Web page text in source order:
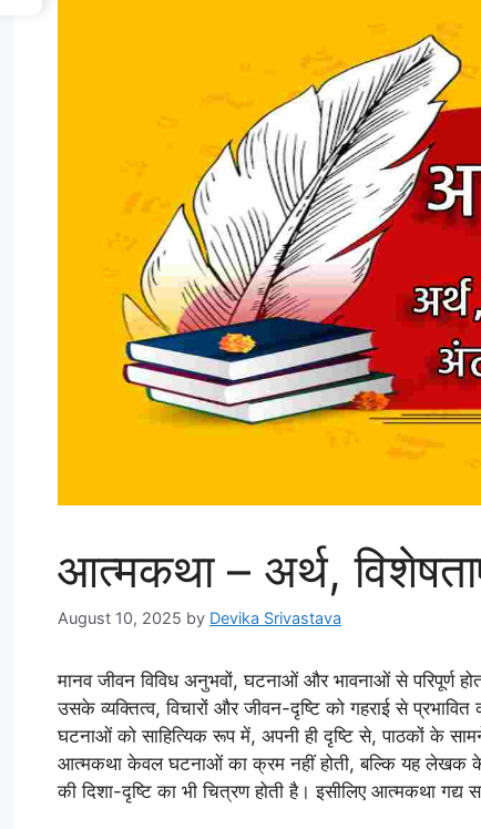
आत्मकथा – अर्थ,
August 10, 2025 by Devika Srivastava
मानव जीवन विविध अनुभवों, घटनाओं और भावनाओं से परिपूर्ण
उसके व्यक्तित्व, विचारों और जीवन-दृष्टि को गहराई से
घटनाओं को साहित्यिक रूप में, अपनी ही दृष्टि से, पाठकों के
आत्मकथा केवल घटनाओं का क्रम नहीं होती, बल्कि यह लेखक
की दिशा-दृष्टि का भी चित्रण होती है। इसीलिए आत्मकथा गद्य